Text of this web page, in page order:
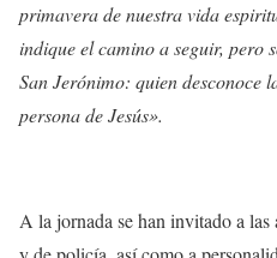
primavera de nuestra vida
indique el camino a seguir, pero
San Jerónimo: quien desconoce
persona de Jesús».
A la jornada se han invitado a